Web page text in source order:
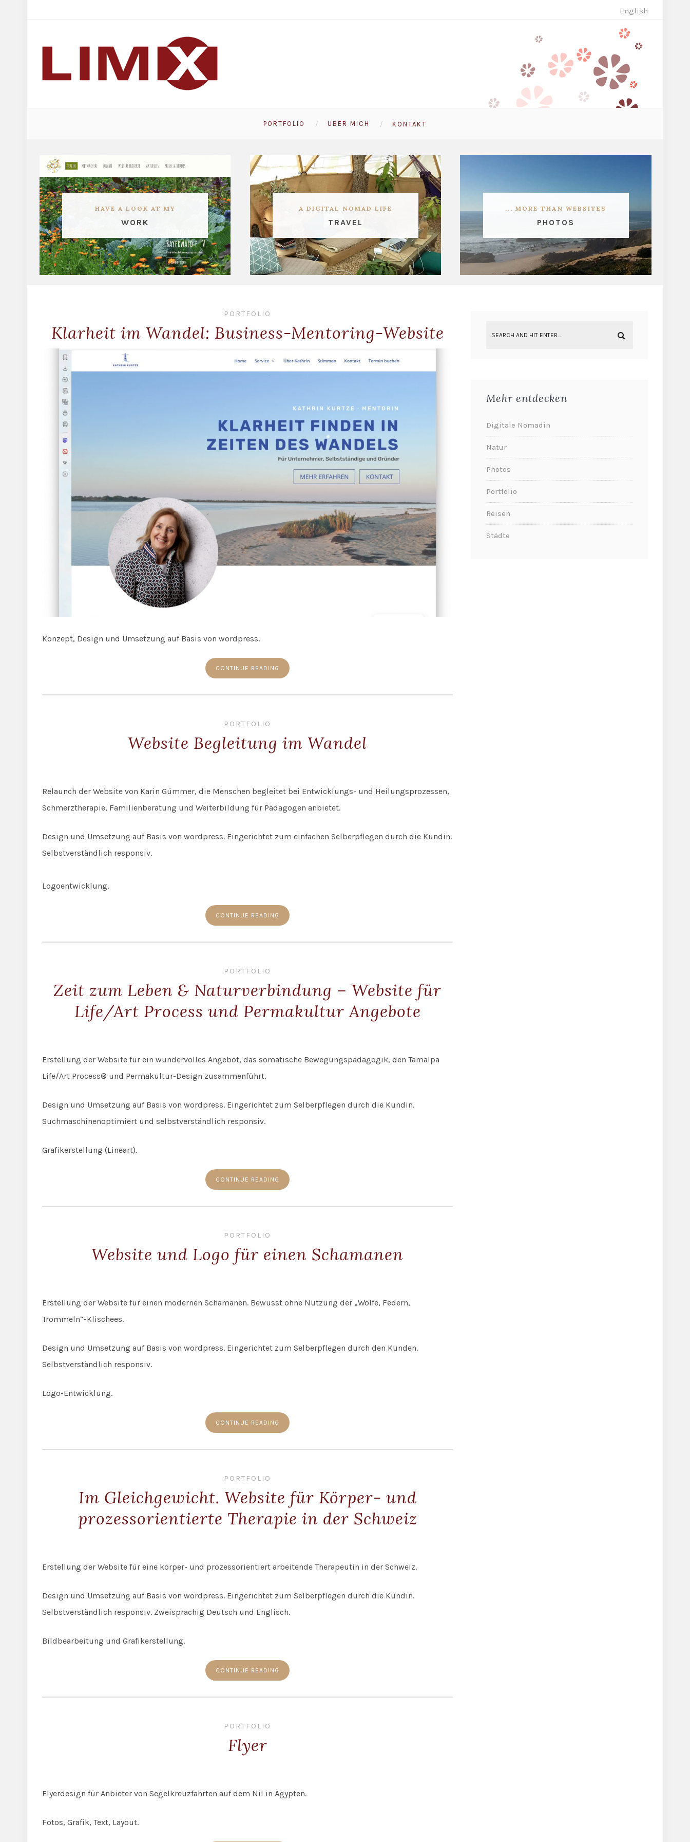
English
PORTFOLIO ÜBER MICH KONTAKT
HAVE A LOOK AT MY
WORK
A DIGITAL NOMAD LIFE
TRAVEL
... MORE THAN WEBSITES
PHOTOS
PORTFOLIO
Klarheit im Wandel: Business-Mentoring-Website
Konzept, Design und Umsetzung auf Basis von wordpress.
CONTINUE READING
PORTFOLIO
Website Begleitung im Wandel
Relaunch der Website von Karin Gümmer, die Menschen begleitet bei Entwicklungs- und Heilungsprozessen,
Schmerztherapie, Familienberatung und Weiterbildung für Pädagogen anbietet.
Design und Umsetzung auf Basis von wordpress. Eingerichtet zum einfachen Selberpflegen durch die Kundin.
Selbstverständlich responsiv.
Logoentwicklung.
CONTINUE READING
PORTFOLIO
Zeit zum Leben & Naturverbindung – Website für
Life/Art Process und Permakultur Angebote
Erstellung der Website für ein wundervolles Angebot, das somatische Bewegungspädagogik, den Tamalpa
Life/Art Process® und Permakultur-Design zusammenführt.
Design und Umsetzung auf Basis von wordpress. Eingerichtet zum Selberpflegen durch die Kundin.
Suchmaschinenoptimiert und selbstverständlich responsiv.
Grafikerstellung (Lineart).
CONTINUE READING
PORTFOLIO
Website und Logo für einen Schamanen
Erstellung der Website für einen modernen Schamanen. Bewusst ohne Nutzung der „Wölfe, Federn,
Trommeln“-Klischees.
Design und Umsetzung auf Basis von wordpress. Eingerichtet zum Selberpflegen durch den Kunden.
Selbstverständlich responsiv.
Logo-Entwicklung.
CONTINUE READING
PORTFOLIO
Im Gleichgewicht. Website für Körper- und
prozessorientierte Therapie in der Schweiz
Erstellung der Website für eine körper- und prozessorientiert arbeitende Therapeutin in der Schweiz.
Design und Umsetzung auf Basis von wordpress. Eingerichtet zum Selberpflegen durch die Kundin.
Selbstverständlich responsiv. Zweisprachig Deutsch und Englisch.
Bildbearbeitung und Grafikerstellung.
CONTINUE READING
PORTFOLIO
Flyer
Flyerdesign für Anbieter von Segelkreuzfahrten auf dem Nil in Ägypten.
Fotos, Grafik, Text, Layout.
Mehr entdecken
Digitale Nomadin
Natur
Photos
Portfolio
Reisen
Städte